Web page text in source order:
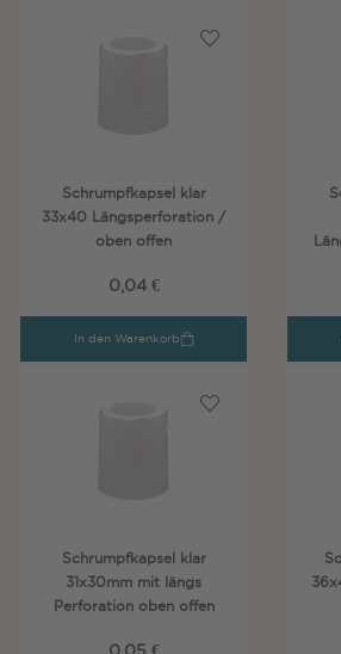
Schrumpfkapsel klar
33x40 Längsperforation /
oben offen
0,04 €
In den Warenkorb
Schrumpfkapsel klar
31x30mm mit längs
Perforation oben offen